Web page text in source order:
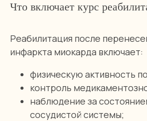
Что включает курс
Реабилитация после
инфаркта миокарда включает:
физическую активность
контроль
наблюдение за
сосудистой системы;